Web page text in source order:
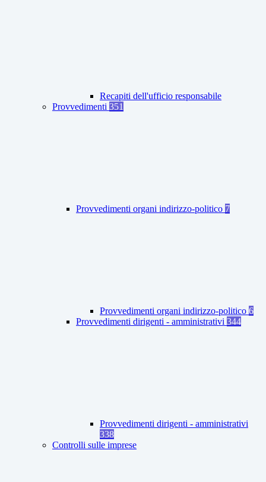
Recapiti dell'ufficio responsabile
Provvedimenti 351
Provvedimenti organi indirizzo-politico 7
Provvedimenti organi indirizzo-politico 6
Provvedimenti dirigenti - amministrativi 344
Provvedimenti dirigenti - amministrativi
338
Controlli sulle imprese